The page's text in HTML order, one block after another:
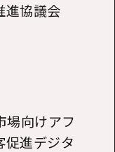
進協議会
場向けアフ
促進デジタ